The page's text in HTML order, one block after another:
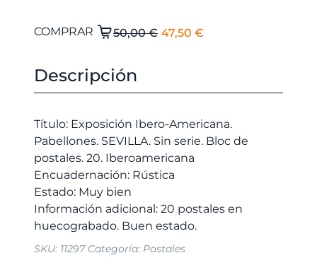
50,00€ El
era:
47,50 €
es:
Exposición
Pabellones.
serie.
Bloc
de
postales.
20.
Iberoamericana
cantidad
COMPRAR
Descripción
Título: Exposición Ibero-Americana.
Pabellones. SEVILLA. Sin serie. Bloc de
postales. 20. Iberoamericana
Encuadernación: Rústica
Estado: Muy bien
Información adicional: 20 postales en
SKU: 11297 Categoría: Postales